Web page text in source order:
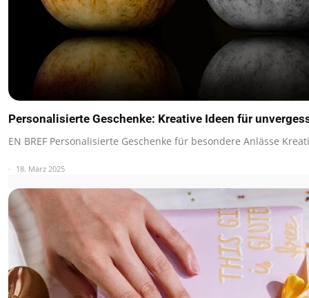
Personalisierte Geschenke: Kreative Ideen für
EN BREF Personalisierte Geschenke für besondere Anlässe
18. März 2025